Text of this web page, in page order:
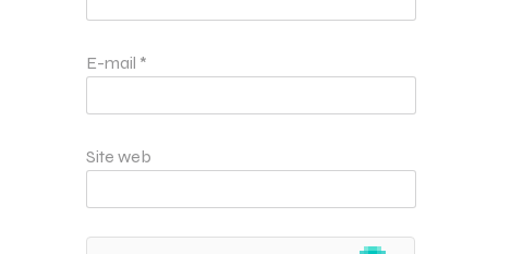
E-mail *
Site web